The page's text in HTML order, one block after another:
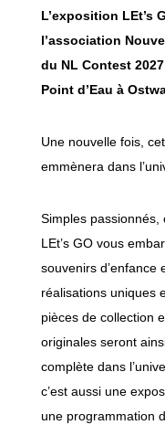
L’exposition LEt’s
l’association
du NL Contest
Point d’Eau à
Une nouvelle fois,
emmènera dans
Simples passionnés,
LEt’s GO vous
souvenirs d’enfance
réalisations uniques
pièces de collection
originales seront
complète dans
c’est aussi une
une programmation